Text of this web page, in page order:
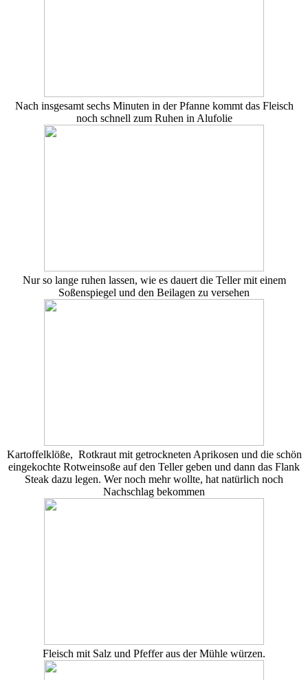
Nach insgesamt sechs Minuten in der Pfanne kommt das Fleisch
noch schnell zum Ruhen in Alufolie
Nur so lange ruhen lassen, wie es dauert die Teller mit einem
Soßenspiegel und den Beilagen zu versehen
Kartoffelklöße, Rotkraut mit getrockneten Aprikosen und die schön
eingekochte Rotweinsoße auf den Teller geben und dann das Flank
Steak dazu legen. Wer noch mehr wollte, hat natürlich noch
Nachschlag bekommen
Fleisch mit Salz und Pfeffer aus der Mühle würzen.